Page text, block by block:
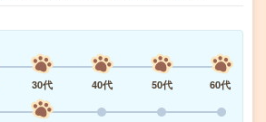
30代 40代 50代
60代